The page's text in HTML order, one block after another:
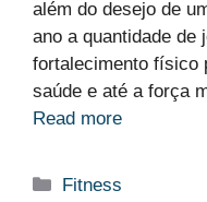
além do desejo de
ano a quantidade de
fortalecimento físico
saúde e até a força
Read more
Categorias
Fitness